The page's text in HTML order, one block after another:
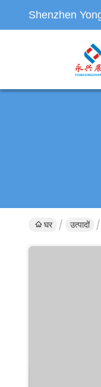
Shenzhen
घर उत्पादों